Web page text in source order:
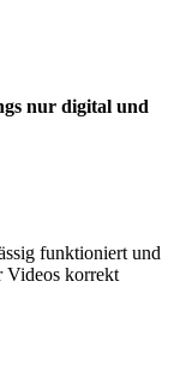
nur digital und
funktioniert und
Videos korrekt